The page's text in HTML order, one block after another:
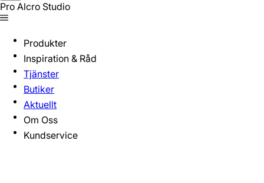
Pro Alcro Studio
Produkter
Inspiration & Råd
Tjänster
Butiker
Aktuellt
Om Oss
Kundservice